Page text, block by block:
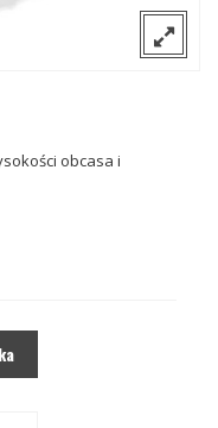
obcasa i